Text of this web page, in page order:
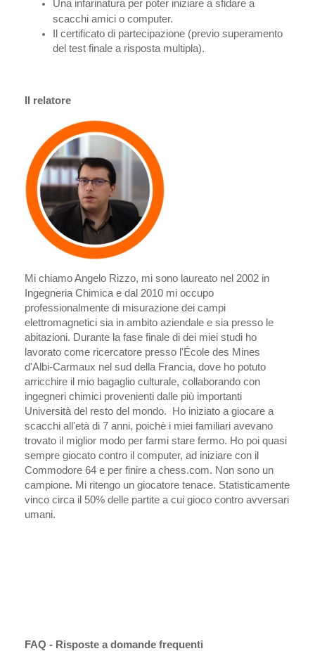
Una infarinatura per poter iniziare a sfidare a
scacchi amici o computer.
Il certificato di partecipazione (previo superamento
del test finale a risposta multipla).
Il relatore
Mi chiamo Angelo Rizzo, mi sono laureato nel 2002 in
Ingegneria Chimica e dal 2010 mi occupo
professionalmente di misurazione dei campi
elettromagnetici sia in ambito aziendale e sia presso le
abitazioni. Durante la fase finale di dei miei studi ho
lavorato come ricercatore presso l'École des Mines
d'Albi-Carmaux nel sud della Francia, dove ho potuto
arricchire il mio bagaglio culturale, collaborando con
ingegneri chimici provenienti dalle più importanti
Università del resto del mondo. Ho iniziato a giocare a
scacchi all'età di 7 anni, poichè i miei familiari avevano
trovato il miglior modo per farmi stare fermo. Ho poi quasi
sempre giocato contro il computer, ad iniziare con il
Commodore 64 e per finire a chess.com. Non sono un
campione. Mi ritengo un giocatore tenace. Statisticamente
vinco circa il 50% delle partite a cui gioco contro avversari
umani.
FAQ - Risposte a domande frequenti